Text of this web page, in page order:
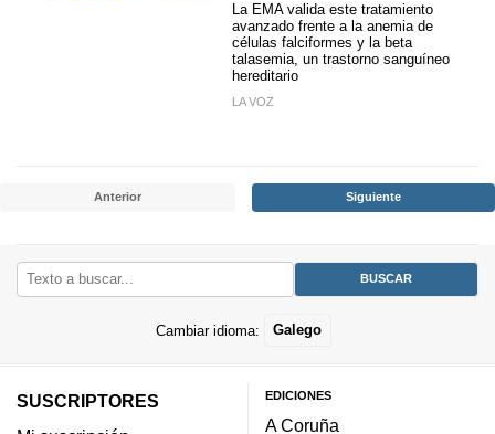
La EMA valida este tratamiento
avanzado frente a la anemia de
células falciformes y la beta
talasemia, un trastorno sanguíneo
hereditario
LA VOZ
Anterior Siguiente
Cambiar idioma: Galego
SUSCRIPTORES
EDICIONES
A Coruña